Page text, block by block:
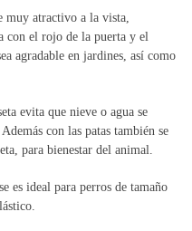
muy atractivo a la vista,
con el rojo de la puerta y el
agradable en jardines, así como
evita que nieve o agua se
con las patas también se
para bienestar del animal.
es ideal para perros de tamaño